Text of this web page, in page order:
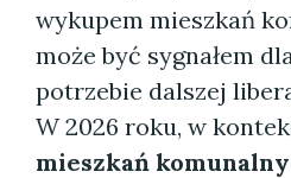
wykupem mieszkań
może być sygnałem
potrzebie dalszej
W 2026 roku, w
mieszkań